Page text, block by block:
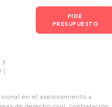
y
|
PIDE
PRESUPUESTO
en el asesoramiento a